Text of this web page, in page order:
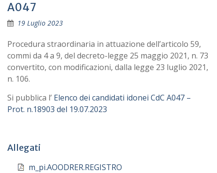
A047
19 Luglio 2023
Procedura straordinaria in attuazione dell’articolo 59,
commi da 4 a 9, del decreto-legge 25 maggio 2021, n. 73
convertito, con modificazioni, dalla legge 23 luglio 2021,
n. 106.
Si pubblica l’ Elenco dei candidati idonei CdC A047 –
Prot. n.18903 del 19.07.2023
Allegati
m_pi.AOODRER.REGISTRO